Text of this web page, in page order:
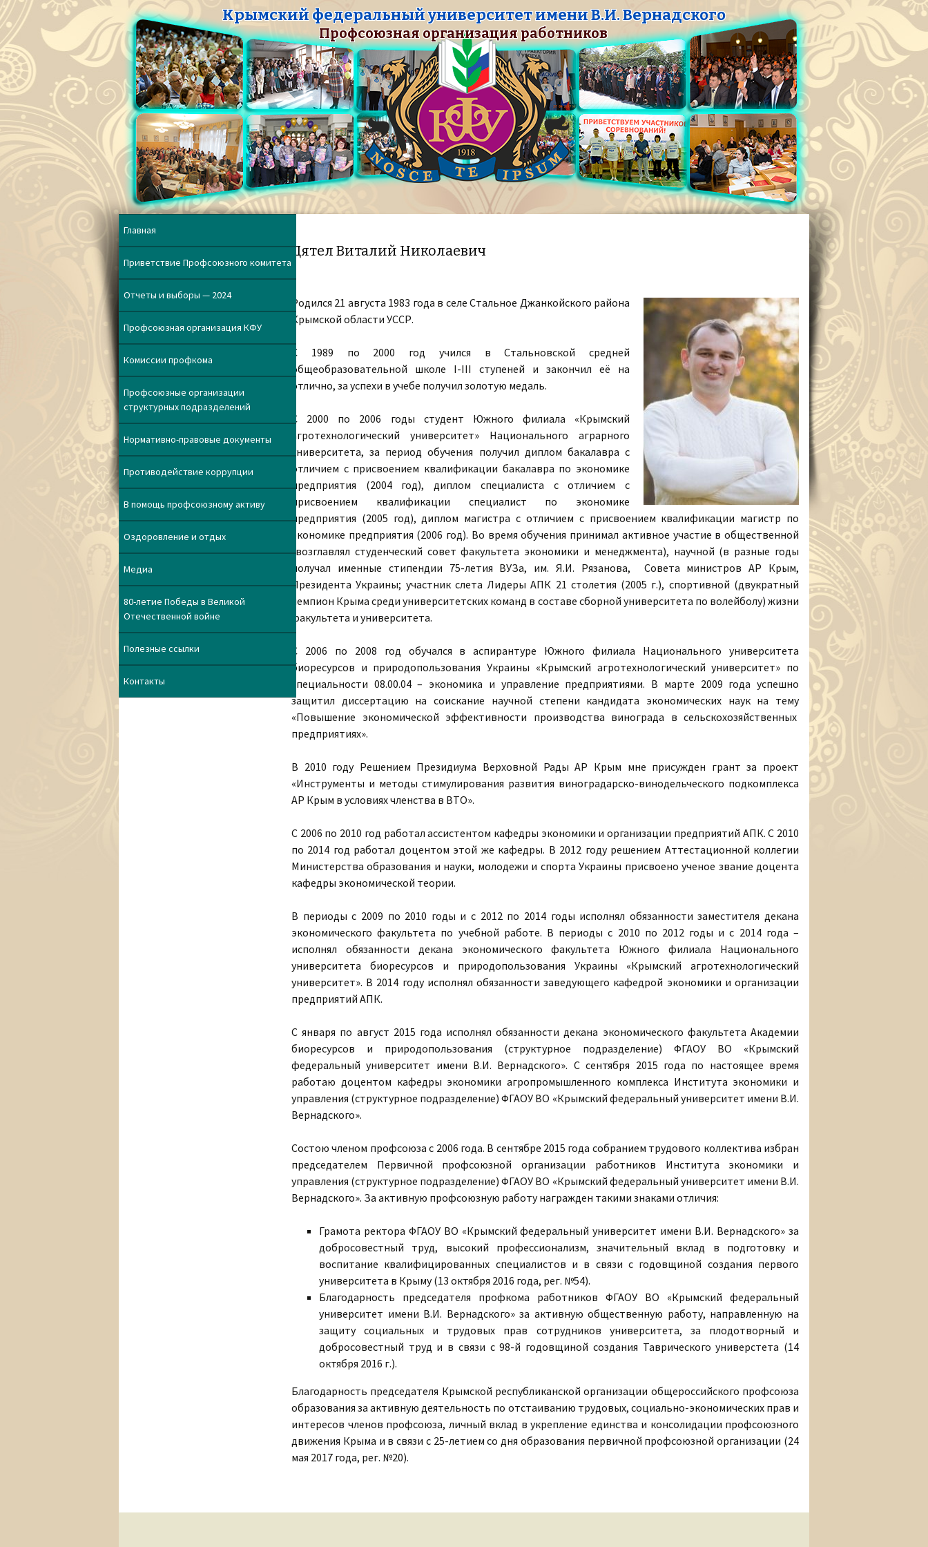
Крымский федеральный университет имени В.И. Вернадского
Профсоюзная организация работников
Дятел Виталий Николаевич
Родился 21 августа 1983 года в селе Стальное Джанкойского района
Крымской области УССР.
С 1989 по 2000 год учился в Стальновской средней
общеобразовательной школе I-III ступеней и закончил её на
отлично, за успехи в учебе получил золотую медаль.
С 2000 по 2006 годы студент Южного филиала «Крымский
агротехнологический университет» Национального аграрного
университета, за период обучения получил диплом бакалавра с
отличием с присвоением квалификации бакалавра по экономике
предприятия (2004 год), диплом специалиста с отличием с
присвоением квалификации специалист по экономике
предприятия (2005 год), диплом магистра с отличием с присвоением квалификации магистр по
экономике предприятия (2006 год). Во время обучения принимал активное участие в общественной
(возглавлял студенческий совет факультета экономики и менеджмента), научной (в разные годы
получал именные стипендии 75-летия ВУЗа, им. Я.И. Рязанова, Совета министров АР Крым,
Президента Украины; участник слета Лидеры АПК 21 столетия (2005 г.), спортивной (двукратный
чемпион Крыма среди университетских команд в составе сборной университета по волейболу) жизни
факультета и университета.
С 2006 по 2008 год обучался в аспирантуре Южного филиала Национального университета
биоресурсов и природопользования Украины «Крымский агротехнологический университет» по
специальности 08.00.04 – экономика и управление предприятиями. В марте 2009 года успешно
защитил диссертацию на соискание научной степени кандидата экономических наук на тему
«Повышение экономической эффективности производства винограда в сельскохозяйственных
предприятиях».
В 2010 году Решением Президиума Верховной Рады АР Крым мне присужден грант за проект
«Инструменты и методы стимулирования развития виноградарско-винодельческого подкомплекса
АР Крым в условиях членства в ВТО».
С 2006 по 2010 год работал ассистентом кафедры экономики и организации предприятий АПК. С 2010
по 2014 год работал доцентом этой же кафедры. В 2012 году решением Аттестационной коллегии
Министерства образования и науки, молодежи и спорта Украины присвоено ученое звание доцента
кафедры экономической теории.
В периоды с 2009 по 2010 годы и с 2012 по 2014 годы исполнял обязанности заместителя декана
экономического факультета по учебной работе. В периоды с 2010 по 2012 годы и с 2014 года –
исполнял обязанности декана экономического факультета Южного филиала Национального
университета биоресурсов и природопользования Украины «Крымский агротехнологический
университет». В 2014 году исполнял обязанности заведующего кафедрой экономики и организации
предприятий АПК.
С января по август 2015 года исполнял обязанности декана экономического факультета Академии
биоресурсов и природопользования (структурное подразделение) ФГАОУ ВО «Крымский
федеральный университет имени В.И. Вернадского». С сентября 2015 года по настоящее время
работаю доцентом кафедры экономики агропромышленного комплекса Института экономики и
управления (структурное подразделение) ФГАОУ ВО «Крымский федеральный университет имени В.И.
Вернадского».
Состою членом профсоюза с 2006 года. В сентябре 2015 года собранием трудового коллектива избран
председателем Первичной профсоюзной организации работников Института экономики и
управления (структурное подразделение) ФГАОУ ВО «Крымский федеральный университет имени В.И.
Вернадского». За активную профсоюзную работу награжден такими знаками отличия:
Грамота ректора ФГАОУ ВО «Крымский федеральный университет имени В.И. Вернадского» за
добросовестный труд, высокий профессионализм, значительный вклад в подготовку и
воспитание квалифицированных специалистов и в связи с годовщиной создания первого
университета в Крыму (13 октября 2016 года, рег. №54).
Благодарность председателя профкома работников ФГАОУ ВО «Крымский федеральный
университет имени В.И. Вернадского» за активную общественную работу, направленную на
защиту социальных и трудовых прав сотрудников университета, за плодотворный и
добросовестный труд и в связи с 98-й годовщиной создания Таврического универстета (14
октября 2016 г.).
Благодарность председателя Крымской республиканской организации общероссийского профсоюза
образования за активную деятельность по отстаиванию трудовых, социально-экономических прав и
интересов членов профсоюза, личный вклад в укрепление единства и консолидации профсоюзного
движения Крыма и в связи с 25-летием со дня образования первичной профсоюзной организации (24
мая 2017 года, рег. №20).
Главная
Приветствие Профсоюзного комитета
Отчеты и выборы — 2024
Профсоюзная организация КФУ
Комиссии профкома
Профсоюзные организации
структурных подразделений
Нормативно-правовые документы
Противодействие коррупции
В помощь профсоюзному активу
Оздоровление и отдых
Медиа
80-летие Победы в Великой
Отечественной войне
Полезные ссылки
Контакты